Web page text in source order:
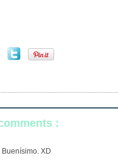
:
XD